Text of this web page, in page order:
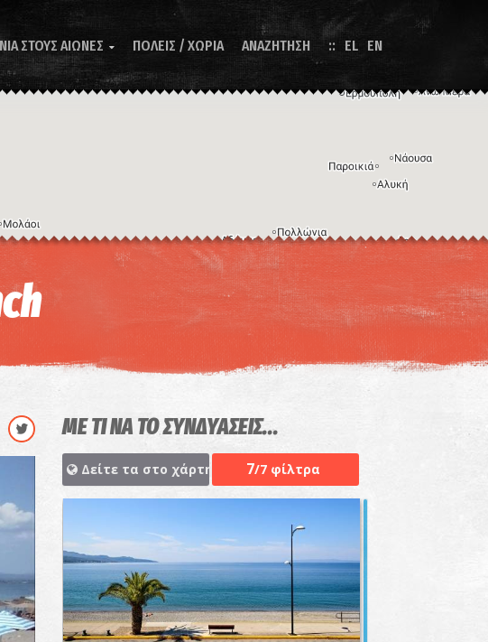
ΣΤΟΥΣ ΑΙΩΝΕΣ  ΠΟΛΕΙΣ / ΧΩΡΙΑ ΑΝΑΖΗΤΗΣΗ EL EN
Συντομεύσεις πληκτρολογίου Η εικόνα ενδέχεται να υπόκειται σε πνευματικά δικαιώματα
ΜΕ ΤΙ ΝΑ ΤΟ ΣΥΝΔΥΑΣΕΙΣ...
Δείτε τα στο χάρτη 7/7 φίλτρα